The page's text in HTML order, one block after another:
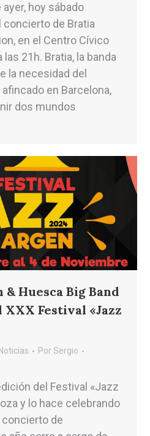
hoy sábado
de Bratia
en el Centro Cívico
21h. Bratia, la banda
la necesidad del
en Barcelona,
dos mundos
& Huesca Big Band
XXX Festival «Jazz
Noticias PorSergio
del Festival «Jazz
y lo hace celebrando
concierto de